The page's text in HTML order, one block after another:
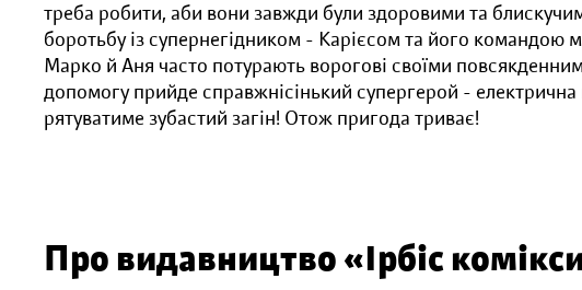
треба робити, аби вони завжди були здоровими та
боротьбу із супернегідником - Карієсом та його командою
Марко й Аня часто потурають ворогові своїми
допомогу прийде справжнісінький супергерой -
рятуватиме зубастий загін! Отож пригода триває!
Про видавництво «Ірбіс